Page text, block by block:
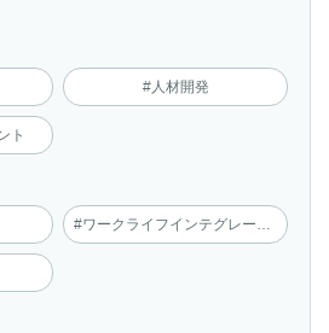
#人材開発
ト
#ワークライフインテグレーション